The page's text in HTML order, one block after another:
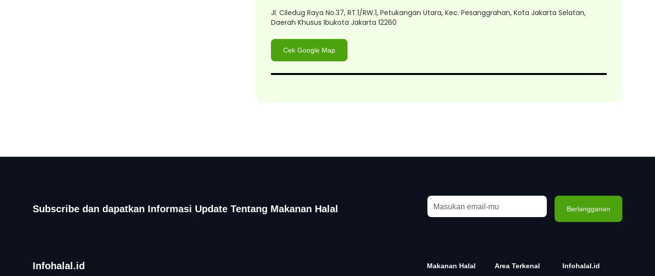
Jl. Ciledug Raya No.37, RT.1/RW.1, Petukangan Utara, Kec. Pesanggrahan, Kota Jakarta Selatan,
Daerah Khusus Ibukota Jakarta 12260
Cek Google Map
Subscribe dan dapatkan Informasi Update Tentang Makanan Halal
Infohalal.id Makanan Halal Area Terkenal Infohalal.id